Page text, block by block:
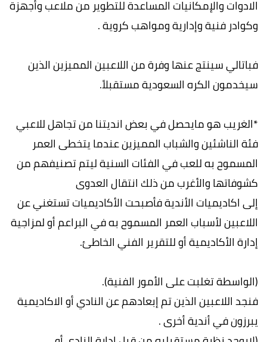
الادوات والإمكانيات المساعدة للتطوير من ملاعب وأجهزة
وكوادر فنية وإدارية ومواهب كروية .
فباتالي سينتج عنها وفرة من اللاعبين المميزين الذين
سيخدمون الكره السعودية مستقبلاً.
*الغريب هو مايحصل في بعض انديتنا من تجاهل للاعبي
فئة الناشئين والشباب المميزين عندما يتخطى العمر
المسموح به للعب في الفئات السنية ليتم تصنيفهم من
كشوفاتها والأغرب من ذلك انتقال العدوى
إلى اكاديميات الأندية فأصبحت الأكاديميات تستغني عن
اللاعبين لأسباب العمر المسموح به في البراعم أو لمزاجية
إدارة الأكاديمية أو للتقرير الفني الخاطئ.
(الواسطة تغلبت على الأمور الفنية).
فنجد اللاعبين الذين تم إبعادهم عن النادي أو الاكاديمية
يبرزون في أندية أخرى .